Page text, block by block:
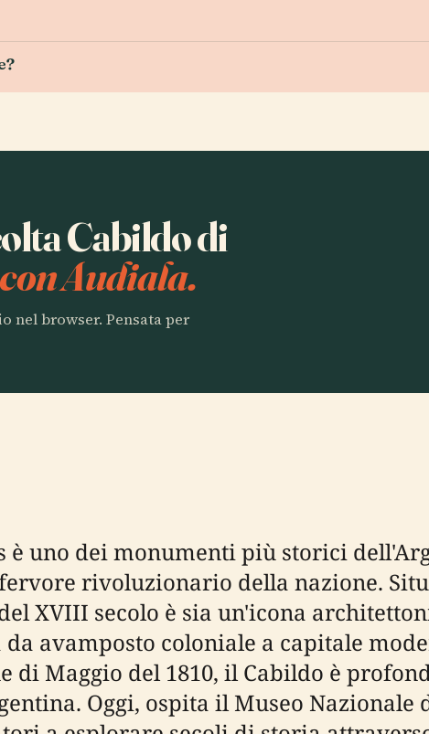
Cabildo di
con Audiala.
nel browser. Pensata per
è uno dei monumenti più storici
rivoluzionario della nazione.
XVIII secolo è sia un'icona
avamposto coloniale a capitale
di Maggio del 1810, il Cabildo è
Oggi, ospita il Museo Nazionale